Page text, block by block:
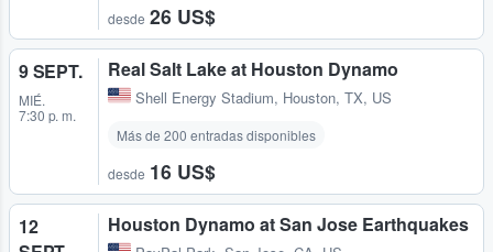
desde 26 US$
9 SEPT.
MIÉ.
7:30 p. m.
Real Salt Lake at Houston Dynamo
Shell Energy Stadium, Houston, TX, US
Más de 200 entradas disponibles
desde 16 US$
12
Houston Dynamo at San Jose Earthquakes